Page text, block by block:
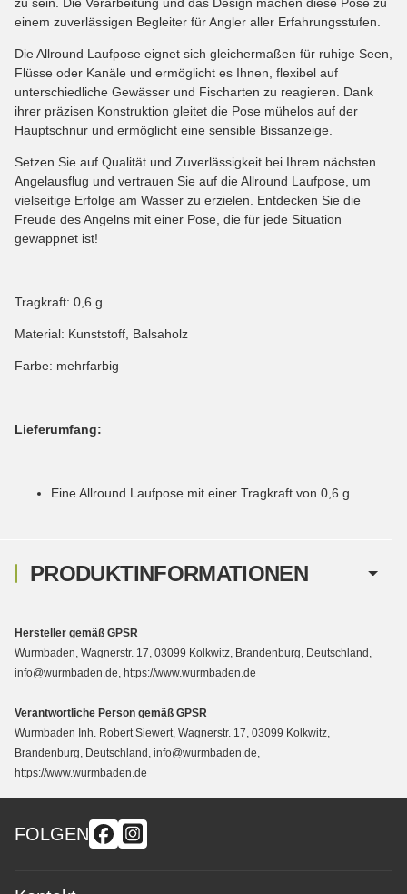
PRODUKTINFORMATIONEN
einem zuverlässigen Begleiter für Angler aller Erfahrungsstufen.
Die Allround Laufpose eignet sich gleichermaßen für ruhige Seen,
Flüsse oder Kanäle und ermöglicht es Ihnen, flexibel auf
unterschiedliche Gewässer und Fischarten zu reagieren. Dank
ihrer präzisen Konstruktion gleitet die Pose mühelos auf der
Hauptschnur und ermöglicht eine sensible Bissanzeige.
Setzen Sie auf Qualität und Zuverlässigkeit bei Ihrem nächsten
Angelausflug und vertrauen Sie auf die Allround Laufpose, um
vielseitige Erfolge am Wasser zu erzielen. Entdecken Sie die
Freude des Angelns mit einer Pose, die für jede Situation
gewappnet ist!
Tragkraft: 0,6 g
Material: Kunststoff, Balsaholz
Farbe: mehrfarbig
Lieferumfang:
Eine Allround Laufpose mit einer Tragkraft von 0,6 g.
Hersteller gemäß GPSR
Wurmbaden, Wagnerstr. 17, 03099 Kolkwitz, Brandenburg, Deutschland,
info@wurmbaden.de, https://www.wurmbaden.de
Verantwortliche Person gemäß GPSR
Wurmbaden Inh. Robert Siewert, Wagnerstr. 17, 03099 Kolkwitz,
Brandenburg, Deutschland, info@wurmbaden.de,
https://www.wurmbaden.de
FOLGEN